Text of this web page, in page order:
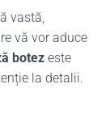
vastă,
vă vor aduce
botez este
la detalii.